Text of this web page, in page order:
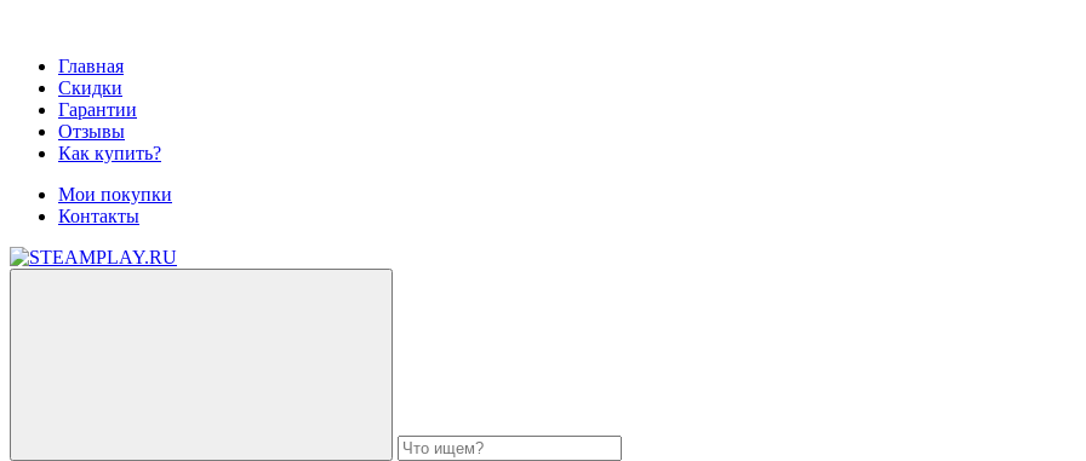
Главная
Скидки
Гарантии
Отзывы
Как купить?
Мои покупки
Контакты